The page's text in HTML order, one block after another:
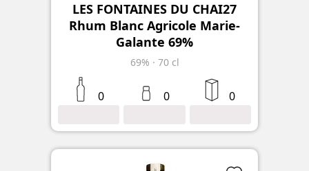
LES FONTAINES DU CHAI27
Rhum Blanc Agricole Marie-
Galante 69%
69% · 70 cl
0 0 0